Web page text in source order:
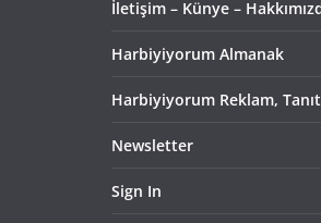
İletişim – Künye –
Harbiyiyorum Almanak
Harbiyiyorum Reklam,
Newsletter
Sign In